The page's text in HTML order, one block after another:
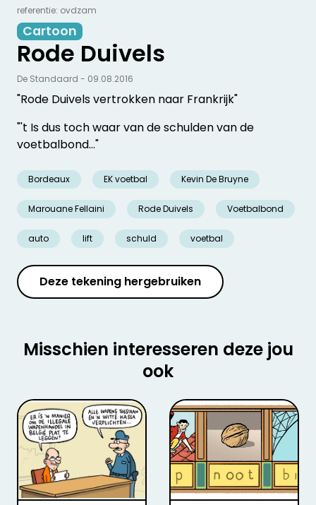
referentie: ovdzam
Cartoon
Rode Duivels
"Rode Duivels vertrokken naar Frankrijk"
"'t Is dus toch waar van de schulden van de
voetbalbond…"
Bordeaux EK voetbal Kevin De Bruyne
Marouane Fellaini Rode Duivels Voetbalbond
auto lift schuld voetbal
De Standaard - 09.08.2016
Deze tekening hergebruiken
Misschien interesseren deze jou
ook